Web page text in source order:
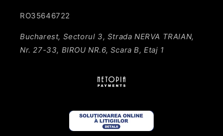
RO35646722
Bucharest, Sectorul 3, Strada NERVA TRAIAN,
Nr. 27-33, BIROU NR.6, Scara B, Etaj 1